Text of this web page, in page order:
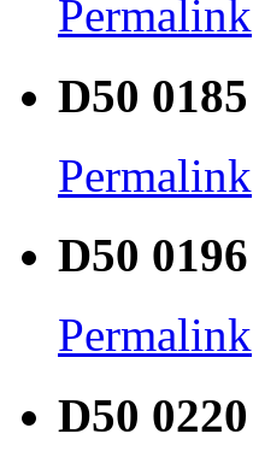
Permalink
D50 0185
Permalink
D50 0196
Permalink
D50 0220